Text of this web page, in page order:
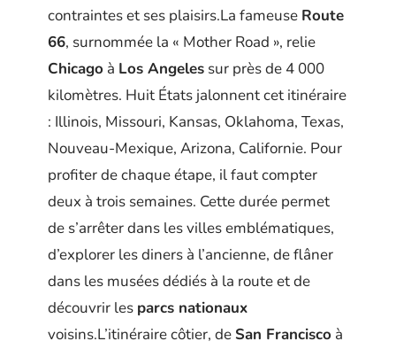
contraintes et ses plaisirs.La fameuse Route
66, surnommée la « Mother Road », relie
Chicago à Los Angeles sur près de 4 000
kilomètres. Huit États jalonnent cet itinéraire
: Illinois, Missouri, Kansas, Oklahoma, Texas,
Nouveau-Mexique, Arizona, Californie. Pour
profiter de chaque étape, il faut compter
deux à trois semaines. Cette durée permet
de s’arrêter dans les villes emblématiques,
d’explorer les diners à l’ancienne, de flâner
dans les musées dédiés à la route et de
découvrir les parcs nationaux
voisins.L’itinéraire côtier, de San Francisco à